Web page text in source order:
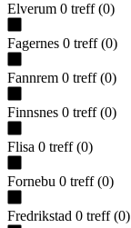
Elverum 0 treff (0)
Fagernes 0 treff (0)
Fannrem 0 treff (0)
Finnsnes 0 treff (0)
Flisa 0 treff (0)
Fornebu 0 treff (0)
Fredrikstad 0 treff (0)